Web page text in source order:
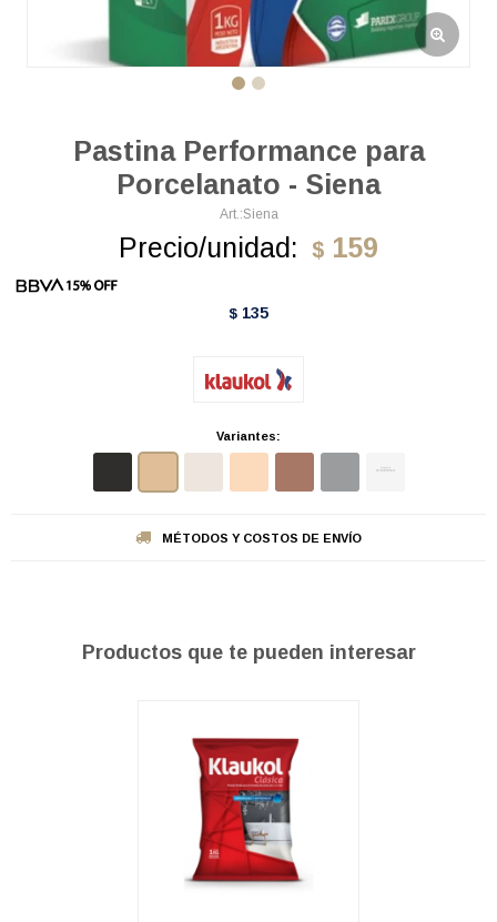
Pastina Performance para
Porcelanato - Siena
Siena
Precio/unidad: $ 159
$ 135
Variantes:
MÉTODOS Y COSTOS DE ENVÍO
Productos que te pueden interesar